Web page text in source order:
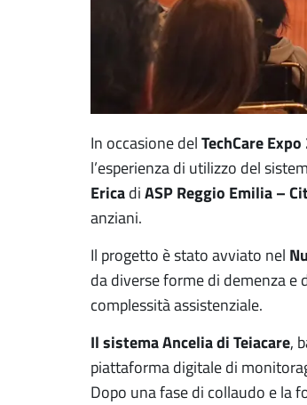
In occasione del TechCare
l’esperienza di utilizzo del
Erica di ASP Reggio Emilia –
anziani.
Il progetto è stato avviato nel
da diverse forme di demenza e
complessità assistenziale.
Il sistema Ancelia di Teiacare,
piattaforma digitale di
Dopo una fase di collaudo e la